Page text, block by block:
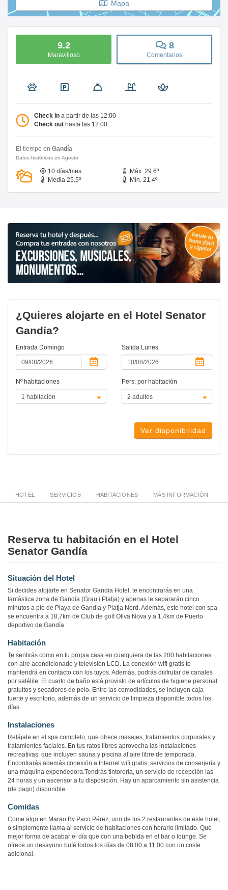
Mapa
9.2
Maravilloso
8
Comentarios
Check in a partir de las 12:00
Check out hasta las 12:00
El tiempo en Gandía
Datos históricos en Agosto
10 días/mes
Máx. 29.6º
Media 25.5º
Mín. 21.4º
¿Quieres alojarte en el Hotel Senator
Gandía?
Entrada Domingo Salida Lunes
Nº habitaciones Pers. por habitación
Ver disponibilidad
HOTEL SERVICIOS HABITACIONES MÁS INFORMACIÓN
Reserva tu habitación en el Hotel
Senator Gandía
Situación del Hotel
Si decides alojarte en Senator Gandia Hotel, te encontrarás en una
fantástica zona de Gandía (Grau i Platja) y apenas te separarán cinco
minutos a pie de Playa de Gandía y Platja Nord. Además, este hotel con spa
se encuentra a 18,7km de Club de golf Oliva Nova y a 1,4km de Puerto
deportivo de Gandía.
Habitación
Te sentirás como en tu propia casa en cualquiera de las 200 habitaciones
con aire acondicionado y televisión LCD. La conexión wifi gratis te
mantendrá en contacto con los tuyos. Además, podrás disfrutar de canales
por satélite. El cuarto de baño está provisto de artículos de higiene personal
gratuitos y secadores de pelo. Entre las comodidades, se incluyen caja
fuerte y escritorio, además de un servicio de limpieza disponible todos los
días.
Instalaciones
Relájate en el spa completo, que ofrece masajes, tratamientos corporales y
tratamientos faciales. En tus ratos libres aprovecha las instalaciones
recreativas, que incluyen sauna y piscina al aire libre de temporada.
Encontrarás además conexión a Internet wifi gratis, servicios de conserjería y
una máquina expendedora.Tendrás tintorería, un servicio de recepción las
24 horas y un ascensor a tu disposición. Hay un aparcamiento sin asistencia
(de pago) disponible.
Comidas
Come algo en Marao By Paco Pérez, uno de los 2 restaurantes de este hotel,
o simplemente llama al servicio de habitaciones con horario limitado. Qué
mejor forma de acabar el día que con una bebida en el bar o lounge. Se
ofrece un desayuno bufé todos los días de 08:00 a 11:00 con un coste
adicional.